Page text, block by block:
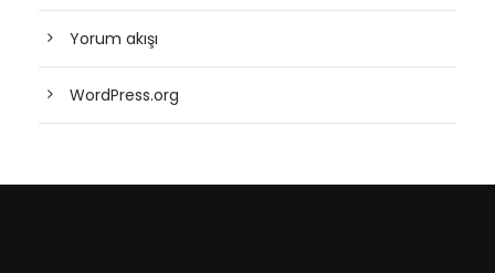
Yorum akışı
WordPress.org